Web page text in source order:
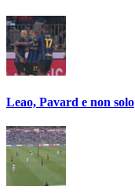
Leao, Pavard e non solo